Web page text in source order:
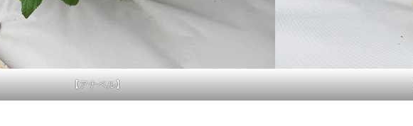
【アナベル】